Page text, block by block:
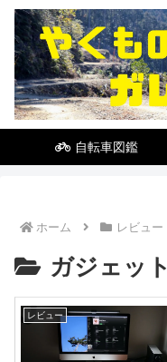
自転車図鑑
ホーム レビュー
ガジェット
レビュー